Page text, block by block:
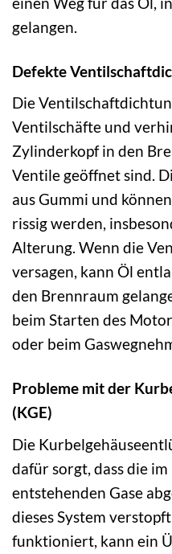
gelangen.
Defekte
Die
Ventilschäfte und
Zylinderkopf in den
Ventile geöffnet sind.
aus Gummi und
rissig werden,
Alterung. Wenn die
versagen, kann Öl
den Brennraum
beim Starten des
oder beim
Probleme mit der
(KGE)
Die
dafür sorgt, dass die
entstehenden Gase
dieses System
funktioniert, kann ein